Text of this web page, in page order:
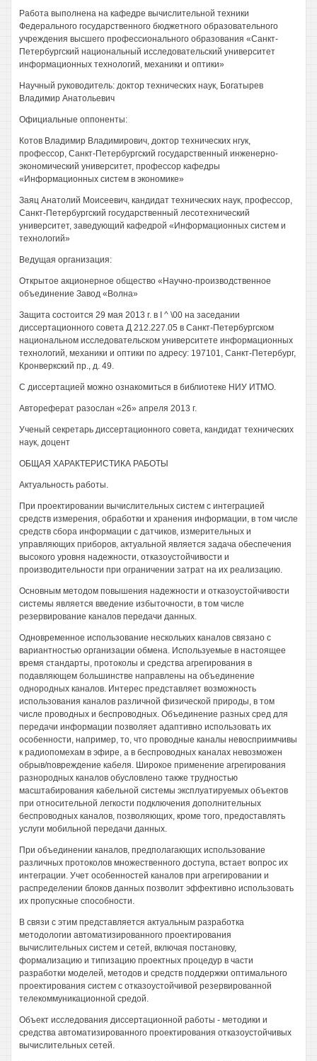
Работа выполнена на кафедре вычислительной техники
Федерального государственного бюджетного образовательного
учреждения высшего профессионального образования «Санкт-
Петербургский национальный исследовательский университет
информационных технологий, механики и оптики»
Научный руководитель: доктор технических наук, Богатырев
Владимир Анатольевич
Официальные оппоненты:
Котов Владимир Владимирович, доктор технических нгук,
профессор, Санкт-Петербургский государственный инженерно-
экономический университет, профессор кафедры
«Информационных систем в экономике»
Заяц Анатолий Моисеевич, кандидат технических наук, профессор,
Санкт-Петербургский государственный лесотехнический
университет, заведующий кафедрой «Информационных систем и
технологий»
Ведущая организация:
Открытое акционерное общество «Научно-производственное
объединение Завод «Волна»
Защита состоится 29 мая 2013 г. в I ^ \00 на заседании
диссертационного совета Д 212.227.05 в Санкт-Петербургском
национальном исследовательском университете информационных
технологий, механики и оптики по адресу: 197101, Санкт-Петербург,
Кронверкский пр., д. 49.
С диссертацией можно ознакомиться в библиотеке НИУ ИТМО.
Автореферат разослан «26» апреля 2013 г.
Ученый секретарь диссертационного совета, кандидат технических
наук, доцент
ОБЩАЯ ХАРАКТЕРИСТИКА РАБОТЫ
Актуальность работы.
При проектировании вычислительных систем с интеграцией
средств измерения, обработки и хранения информации, в том числе
средств сбора информации с датчиков, измерительных и
управляющих приборов, актуальной является задача обеспечения
высокого уровня надежности, отказоустойчивости и
производительности при ограничении затрат на их реализацию.
Основным методом повышения надежности и отказоустойчивости
системы является введение избыточности, в том числе
резервирование каналов передачи данных.
Одновременное использование нескольких каналов связано с
вариантностью организации обмена. Используемые в настоящее
время стандарты, протоколы и средства агрегирования в
подавляющем большинстве направлены на объединение
однородных каналов. Интерес представляет возможность
использования каналов различной физической природы, в том
числе проводных и беспроводных. Объединение разных сред для
передачи информации позволяет адаптивно использовать их
особенности, например, то, что проводные каналы невосприимчивы
к радиопомехам в эфире, а в беспроводных каналах невозможен
обрыв/повреждение кабеля. Широкое применение агрегирования
разнородных каналов обусловлено также трудностью
масштабирования кабельной системы эксплуатируемых объектов
при относительной легкости подключения дополнительных
беспроводных каналов, позволяющих, кроме того, предоставлять
услуги мобильной передачи данных.
При объединении каналов, предполагающих использование
различных протоколов множественного доступа, встает вопрос их
интеграции. Учет особенностей каналов при агрегировании и
распределении блоков данных позволит эффективно использовать
их пропускные способности.
В связи с этим представляется актуальным разработка
методологии автоматизированного проектирования
вычислительных систем и сетей, включая постановку,
формализацию и типизацию проектных процедур в части
разработки моделей, методов и средств поддержки оптимального
проектирования систем с отказоустойчивой резервированной
телекоммуникационной средой.
Объект исследования диссертационной работы - методики и
средства автоматизированного проектирования отказоустойчивых
вычислительных сетей.